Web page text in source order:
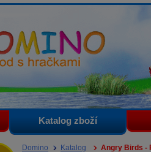
hračkami
Katalog zboží
Domino Katalog Angry Birds -